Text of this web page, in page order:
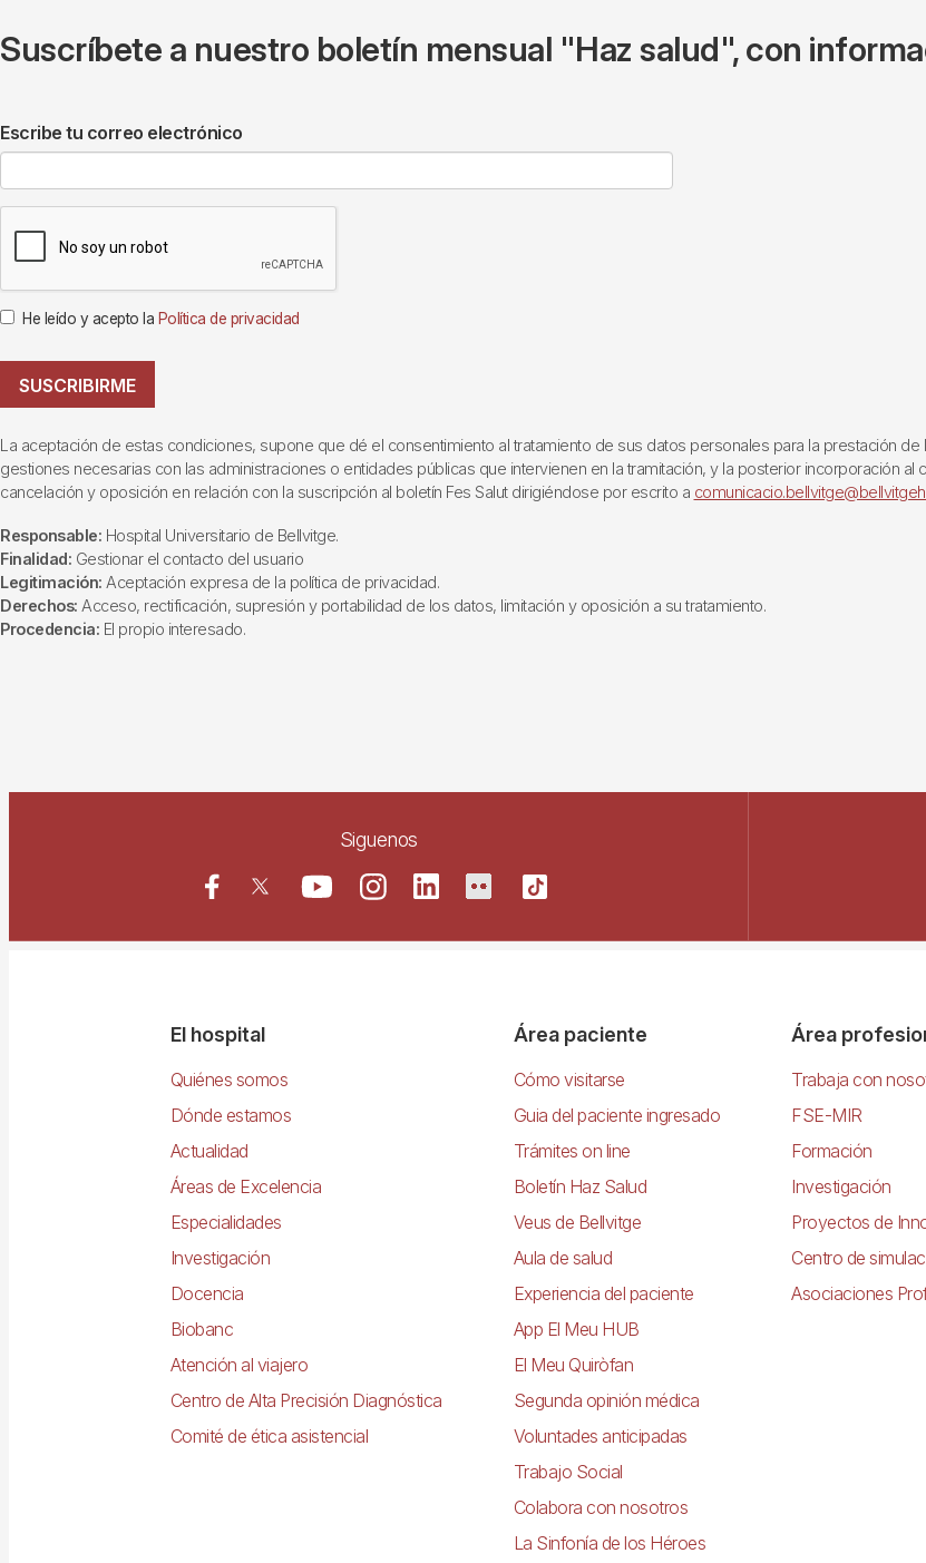
Suscríbete a nuestro boletín mensual "Haz salud", con
Escribe tu correo electrónico
He leído y acepto la Política de privacidad
SUSCRIBIRME
La aceptación de estas condiciones, supone que dé el consentimiento al tratamiento de sus datos personales para la prestación
gestiones necesarias con las administraciones o entidades públicas que intervienen en la tramitación, y la posterior incorporación
cancelación y oposición en relación con la suscripción al boletín Fes Salut dirigiéndose por escrito a
Responsable: Hospital Universitario de Bellvitge.
Finalidad: Gestionar el contacto del usuario
Legitimación: Aceptación expresa de la política de privacidad.
Derechos: Acceso, rectificación, supresión y portabilidad de los datos, limitación y oposición a su tratamiento.
Procedencia: El propio interesado.
Siguenos
NavegacióEl hospital
Quiénes somos
Dónde estamos
Actualidad
Áreas de Excelencia
Especialidades
Investigación
Docencia
Biobanc
Atención al viajero
Centro de Alta Precisión Diagnóstica
Comité de ética asistencial
Área paciente
Cómo visitarse
Guia del paciente ingresado
Trámites on line
Boletín Haz Salud
Veus de Bellvitge
Aula de salud
Experiencia del paciente
App El Meu HUB
El Meu Quiròfan
Segunda opinión médica
Voluntades anticipadas
Trabajo Social
Colabora con nosotros
La Sinfonía de los Héroes
Área
Trabaja con
FSE-MIR
Formación
Investigación
Proyectos de
Centro de
Asociaciones